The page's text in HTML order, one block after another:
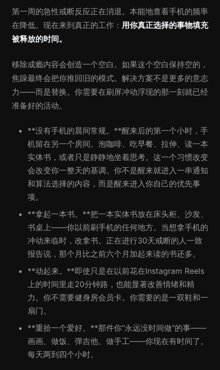
第一周的急性戒断反应正在消退。本能地查看手机的频率
在降低。现在来到真正的工作： 用你真正选择的事物填充
被释放的时间。
移除成瘾内容会创造一个空白。如果这个空白保持空的，
焦躁最终会把你推回旧的模式。解决方案不是更多的意志
力——而是替换。你需要在刷屏冲动浮现的那一刻就已经
准备好的活动。
**没有手机的晨间常规。**醒来后的第一个小时，手
机留在另一个房间。泡咖啡、吃早餐、拉伸、读一本
实体书，或者只是静静地坐着思考。这一个习惯改变
会改变你一整天的基调。你不是醒来就进入一串通知
和算法选择的内容，而是醒来进入你自己的优先事
项。
**拿起一本书。**把一本实体书放在床头柜、沙发、
书桌上——你以前刷手机的任何地方。当想拿手机的
冲动来临时，改拿书。正在进行30天戒断的人一致
报告说，那个月比之前六个月加起来读的书还多。
**动起来。**即使只是在以前花在Instagram Reels
上的时间里走20分钟路，也能显著改善情绪和精
力。你不需要健身房会员卡。你需要的是一双鞋和一
扇门。
**重拾一个爱好。**那件你"永远没时间做"的事——
画画、做饭、弹吉他、做手工——你现在有时间了。
每天两到四个小时。